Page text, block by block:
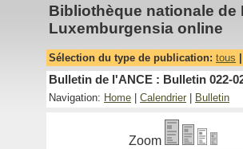
Bibliothèque nationale de
Luxemburgensia online
Sélection du type de publication: tous
Bulletin de l'ANCE : Bulletin 022-
Navigation: Home Calendrier Bulletin
Zoom